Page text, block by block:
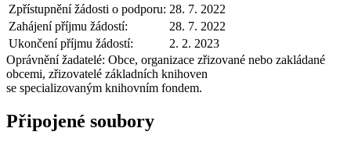
Zpřístupnění žádosti o podporu: 28. 7. 2022
Zahájení příjmu žádostí:
28. 7. 2022
Ukončení příjmu žádostí:
2. 2. 2023
Oprávnění žadatelé: Obce, organizace zřizované nebo zakládané
obcemi, zřizovatelé základních knihoven
se specializovaným knihovním fondem.
Připojené soubory